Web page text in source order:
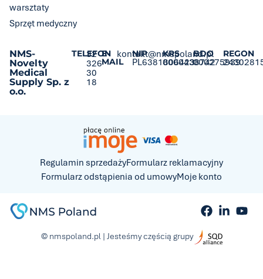
NMS-
Novelty
Medical
Supply Sp. z
o.o.
TELEFON
32
326
30
18
E-
MAIL
kontakt@nmspoland.pl
NIP
PL6381806423
KRS
0000438742
BDO
000275939
REGON
warsztaty
Sprzęt medyczny
Regulamin sprzedażyFormularz reklamacyjny
Formularz odstąpienia od umowyMoje konto
© nmspoland.pl | Jesteśmy częścią grupy